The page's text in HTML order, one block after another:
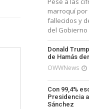
marroquí por
fallecidos y
del Gobierno
Donald
de Hamás
OWWNews
Con 99,4%
Presidencia
Sánchez